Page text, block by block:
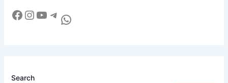
Search